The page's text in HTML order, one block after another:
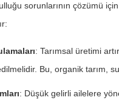
sorunlarının çözümü
: Tarımsal üretimi
Bu, organik tarım,
: Düşük gelirli ailelere